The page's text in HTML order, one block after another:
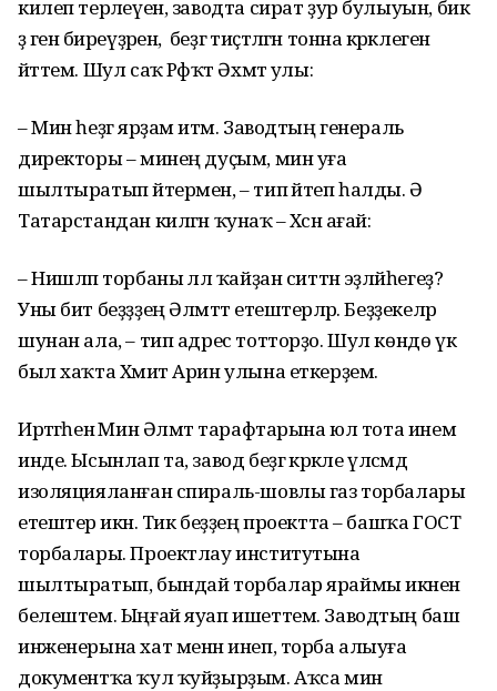
килеп терәлеүен, заводта сират ҙур булыуын, бик
әҙ генә биреүҙәрен, ә беҙгә тиҫтәләгән тонна кәрәклеген
әйттем. Шул саҡ Рәфҡәт Әхмәт улы:
– Мин һеҙгә ярҙам итәм. Заводтың генераль
директоры – минең дуҫым, мин уға
шылтыратып әйтермен, – тип әйтеп һалды. Ә
Татарстандан килгән ҡунаҡ – Хәсән ағай:
– Нишләп торбаны әллә ҡайҙан ситтән эҙләйһегеҙ?
Уны бит беҙҙҙең Әлмәттә етештерәләр. Беҙҙекеләр
шунан ала, – тип адрес тотторҙо. Шул көндө үк
был хаҡта Хәмит Арин улына еткерҙем.
Иртәгәһенә Мин Әлмәт тарафтарына юл тота инем
инде. Ысынлап та, завод беҙгә кәрәкле үлсәмдә
изоляцияланған спираль-шовлы газ торбалары
етештерә икән. Тик беҙҙең проектта – башҡа ГОСТ
торбалары. Проектлау институтына
шылтыратып, бындай торбалар яраймы икәнен
белештем. Ыңғай яуап ишеттем. Заводтың баш
инженерына хат менән инеп, торба алыуға
документҡа ҡул ҡуйҙырҙым. Аҡса мин